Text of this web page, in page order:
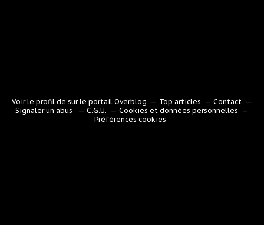
Voir le profil de sur le portail Overblog Top articles
Contact
Signaler un abus
C.G.U.
Cookies et données personnelles
Préférences cookies